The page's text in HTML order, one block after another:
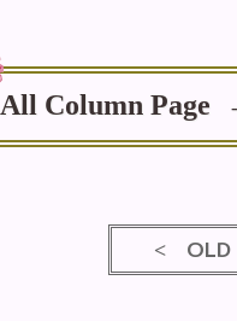
All Column Page -
OLD